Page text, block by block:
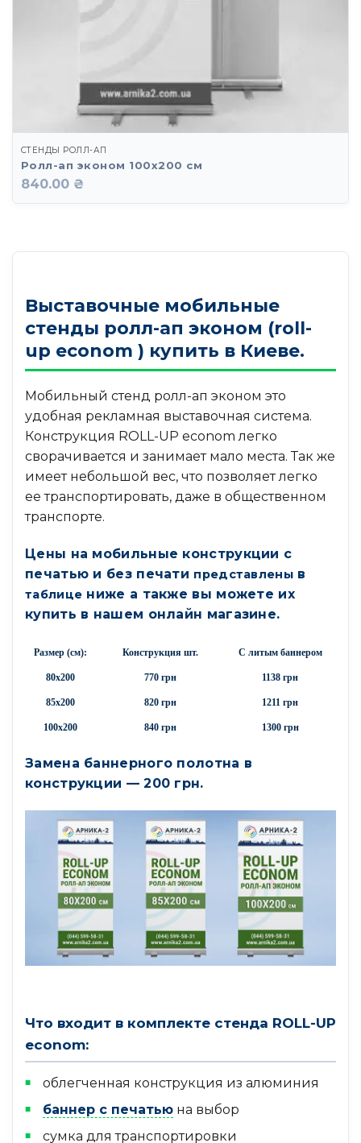
СТЕНДЫ РОЛЛ-АП
Ролл-ап эконом 100х200 см
840.00 ₴
Выставочные мобильные
стенды ролл-ап эконом (roll-
up econom ) купить в Киеве.
Мобильный стенд ролл-ап эконом это
удобная рекламная выставочная система.
Конструкция ROLL-UP econom легко
сворачивается и занимает мало места. Так же
имеет небольшой вес, что позволяет легко
ее транспортировать, даже в общественном
транспорте.
Цены на мобильные конструкции с
печатью и без печати представленыв
таблице ниже а также вы можете их
купить в нашем онлайн магазине.
Размер (см): Конструкция шт. С литым баннером
80х200 770 грн 1138 грн
85х200 820 грн 1211 грн
100х200 840 грн 1300 грн
Замена баннерного полотна в
конструкции — 200 грн.
Что входит в комплекте стенда ROLL-UP
econom:
облегченная конструкция из алюминия
баннер с печатью на выбор
сумка для транспортировки